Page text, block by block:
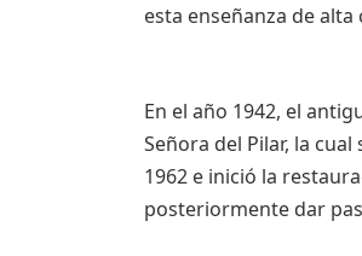
esta enseñanza de
En el año 1942, el
Señora del Pilar, la
1962 e inició la
posteriormente dar